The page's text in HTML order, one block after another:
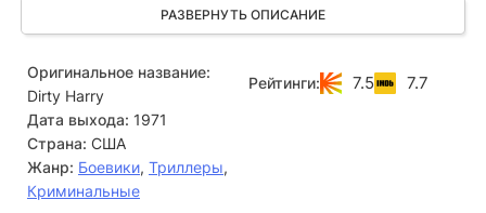
попустительстве адвокатов, судей и полицейских
чиновников добиваются смягчения наказаний, амнистий и
Каллахен, прозванный «Грязным Гарри», за то, что
вынужден выполнять самую грязную и кровавую
полицейскую работу, по мере сил старается действовать
так, чтобы преступники не уходили от наказания...
РАЗВЕРНУТЬ ОПИСАНИЕ
Оригинальное название:
Dirty Harry
Дата выхода: 1971
Страна: США
Жанр: Боевики, Триллеры,
Криминальные
Рейтинги: 7.5 7.7